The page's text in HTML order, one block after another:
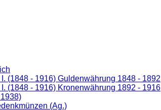
(1848 - 1916) Guldenwährung 1848 - 1892
(1848 - 1916) Kronenwährung 1892 - 1916
(Ag.)